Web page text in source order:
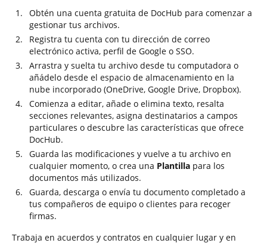
Obtén una cuenta gratuita de DocHub para comenzar a
gestionar tus archivos.
Registra tu cuenta con tu dirección de correo
electrónico activa, perfil de Google o SSO.
Arrastra y suelta tu archivo desde tu computadora o
añádelo desde el espacio de almacenamiento en la
nube incorporado (OneDrive, Google Drive, Dropbox).
Comienza a editar, añade o elimina texto, resalta
secciones relevantes, asigna destinatarios a campos
particulares o descubre las características que ofrece
DocHub.
Guarda las modificaciones y vuelve a tu archivo en
cualquier momento, o crea una Plantilla para los
documentos más utilizados.
Guarda, descarga o envía tu documento completado a
tus compañeros de equipo o clientes para recoger
firmas.
Trabaja en acuerdos y contratos en cualquier lugar y en